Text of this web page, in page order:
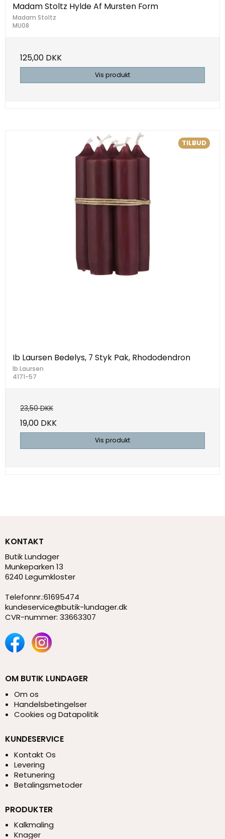
Madam Stoltz Hylde Af Mursten Form
Madam Stoltz
MU08
125,00 DKK
Vis produkt
TILBUD
Ib Laursen Bedelys, 7 Styk Pak, Rhododendron
Ib Laursen
4171-57
23,50 DKK
19,00 DKK
Vis produkt
KONTAKT
Butik Lundager
Munkeparken 13
6240 Løgumkloster
Telefonnr.:61695474
kundeservice@butik-lundager.dk
CVR-nummer: 33663307
OM BUTIK LUNDAGER
Om os
Handelsbetingelser
Cookies og Datapolitik
KUNDESERVICE
Kontakt Os
Levering
Retunering
Betalingsmetoder
PRODUKTER
Kalkmaling
Knager